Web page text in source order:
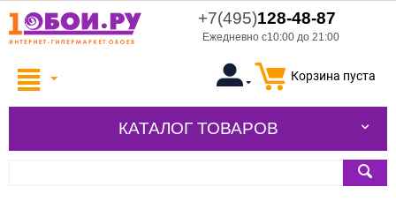
+7(495)128-48-87
Ежедневно с10:00 до 21:00
Корзина пуста
КАТАЛОГ ТОВАРОВ